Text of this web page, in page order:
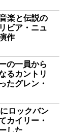
楽と伝説の
ビア・ニュ
作
の一員から
るカントリ
たグレン・
ロックバン
カイリー・